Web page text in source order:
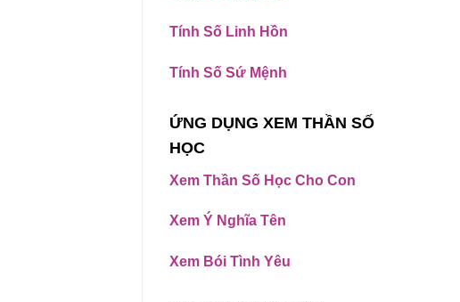
Tính Số Linh Hồn
Tính Số Sứ Mệnh
ỨNG DỤNG XEM THẦN SỐ
HỌC
Xem Thần Số Học Cho Con
Xem Ý Nghĩa Tên
Xem Bói Tình Yêu